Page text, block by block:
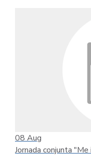
08 Aug
Jornada conjunta